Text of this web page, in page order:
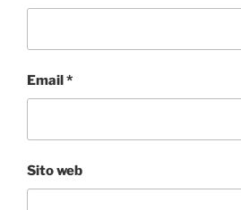
Email *
Sito web